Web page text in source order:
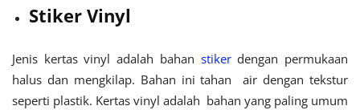
Stiker Vinyl
Jenis kertas vinyl adalah bahan stikerdengan permukaan
halus dan mengkilap. Bahan ini tahan air dengan tekstur
seperti plastik. Kertas vinyl adalah bahan yang paling umum